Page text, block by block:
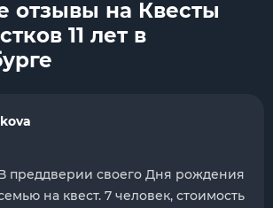
отзывы на Квесты
11 лет в
преддверии своего Дня рождения
на квест. 7 человек, стоимость